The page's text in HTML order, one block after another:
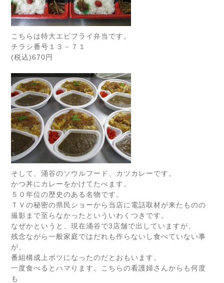
こちらは特大エビフライ弁当です。
チラシ番号１３－７１
(税込)670円
そして、涌谷のソウルフード、カツカレーです。
かつ丼にカレーをかけてたべます。
５０年位の歴史のある名物です。
ＴＶの秘密の県民ショーから当店に電話取材が来たものの
撮影まで至らなかったといういわくつきです。
なぜかというと、現在涌谷で3店舗で出していますが、
残念ながら一般家庭ではだれも作らないし食べていない事
が、
番組構成上ボツになったのだとおもいます。
一度食べるとハマります。こちらの看護婦さんからも何度
も